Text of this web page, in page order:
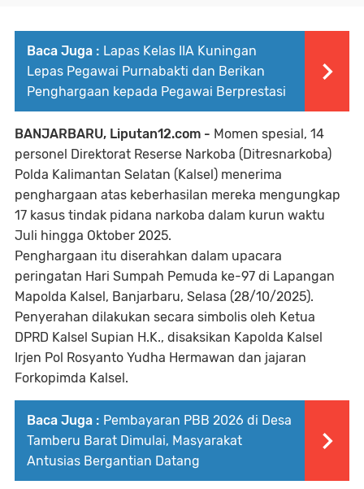
Baca Juga : Lapas Kelas IIA Kuningan
Lepas Pegawai Purnabakti dan Berikan
Penghargaan kepada Pegawai Berprestasi
BANJARBARU, Liputan12.com - Momen spesial, 14
personel Direktorat Reserse Narkoba (Ditresnarkoba)
Polda Kalimantan Selatan (Kalsel) menerima
penghargaan atas keberhasilan mereka mengungkap
17 kasus tindak pidana narkoba dalam kurun waktu
Juli hingga Oktober 2025.
Penghargaan itu diserahkan dalam upacara
peringatan Hari Sumpah Pemuda ke-97 di Lapangan
Mapolda Kalsel, Banjarbaru, Selasa (28/10/2025).
Penyerahan dilakukan secara simbolis oleh Ketua
DPRD Kalsel Supian H.K., disaksikan Kapolda Kalsel
Irjen Pol Rosyanto Yudha Hermawan dan jajaran
Forkopimda Kalsel.
Baca Juga : Pembayaran PBB 2026 di Desa
Tamberu Barat Dimulai, Masyarakat
Antusias Bergantian Datang